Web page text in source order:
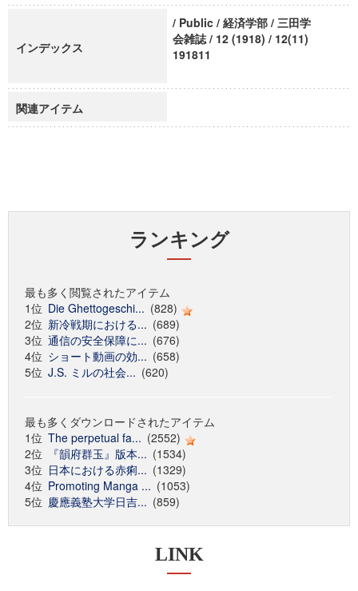
インデックス
/ Public / 経済学部 / 三田学
会雑誌 / 12 (1918) / 12(11)
191811
関連アイテム
ランキング
最も多く閲覧されたアイテム
1位 Die Ghettogeschi... (828)
2位 新冷戦期における... (689)
3位 通信の安全保障に... (676)
4位 ショート動画の効... (658)
5位 J.S. ミルの社会... (620)
最も多くダウンロードされたアイテム
1位 The perpetual fa... (2552)
2位
『韻府群玉』版本... (1534)
3位 日本における赤痢... (1329)
4位 Promoting Manga ... (1053)
5位 慶應義塾大学日吉... (859)
LINK